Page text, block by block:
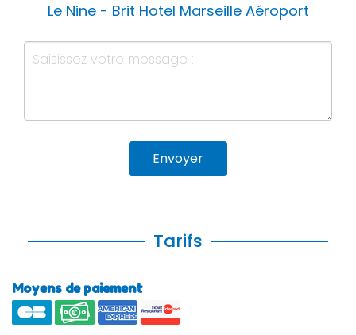
Le Nine - Brit Hotel Marseille Aéroport
Envoyer
Tarifs
Moyens de paiement